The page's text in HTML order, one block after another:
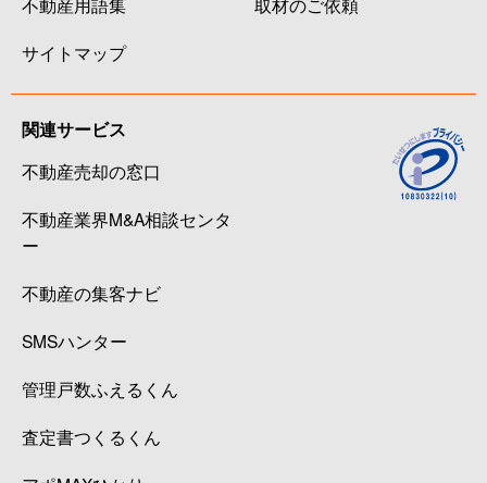
不動産用語集
サイトマップ
取材のご依頼
関連サービス
不動産売却の窓口
不動産業界M&A相談センタ
ー
不動産の集客ナビ
SMSハンター
管理戸数ふえるくん
査定書つくるくん